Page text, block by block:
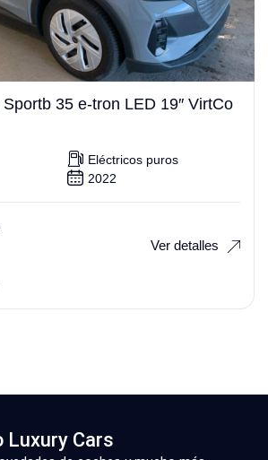
35 e-tron LED 19″ VirtCo
Eléctricos puros
2022
Ver detalles
Luxury Cars